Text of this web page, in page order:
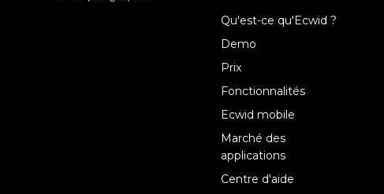
Qu'est-ce qu'Ecwid ?
Demo
Prix
Fonctionnalités
Ecwid mobile
Marché des
applications
Centre d'aide